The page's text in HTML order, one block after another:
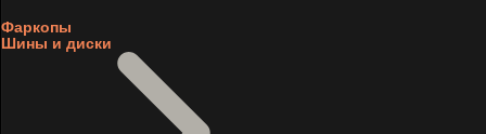
Фаркопы
Шины и диски